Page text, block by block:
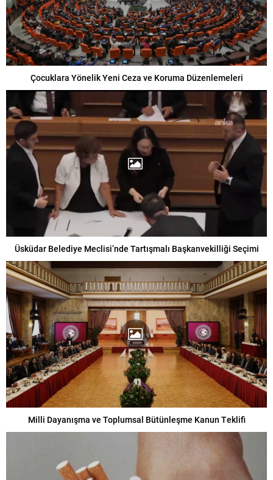
Çocuklara Yönelik Yeni Ceza ve Koruma Düzenlemeleri
Üsküdar Belediye Meclisi’nde Tartışmalı Başkanvekilliği Seçimi
Milli Dayanışma ve Toplumsal Bütünleşme Kanun Teklifi